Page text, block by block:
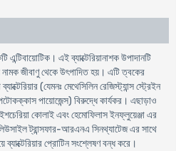
এই ব্যাক্টেরিয়ানাশক উপাদানটি
জীবাণু থেকে উৎপাদিত হয়। এটি ত্বকের
(যেমনঃ মেথেসিলিন রেজিস্ট্যান্স স্ট্রেইন
পায়োজেন্স) বিরুদ্ধে কার্যকর। এছাড়াও
ইশচেরিয়া কোলাই এবং হেমোফিলাস ইনফ্লুয়েঞ্জা এর
ট্রান্সফার-আরএনএ সিনথ্যাটেজ এর সাথে
ব্যাক্টেরিয়ার প্রোটিন সংশ্লেষণ বন্ধ করে।